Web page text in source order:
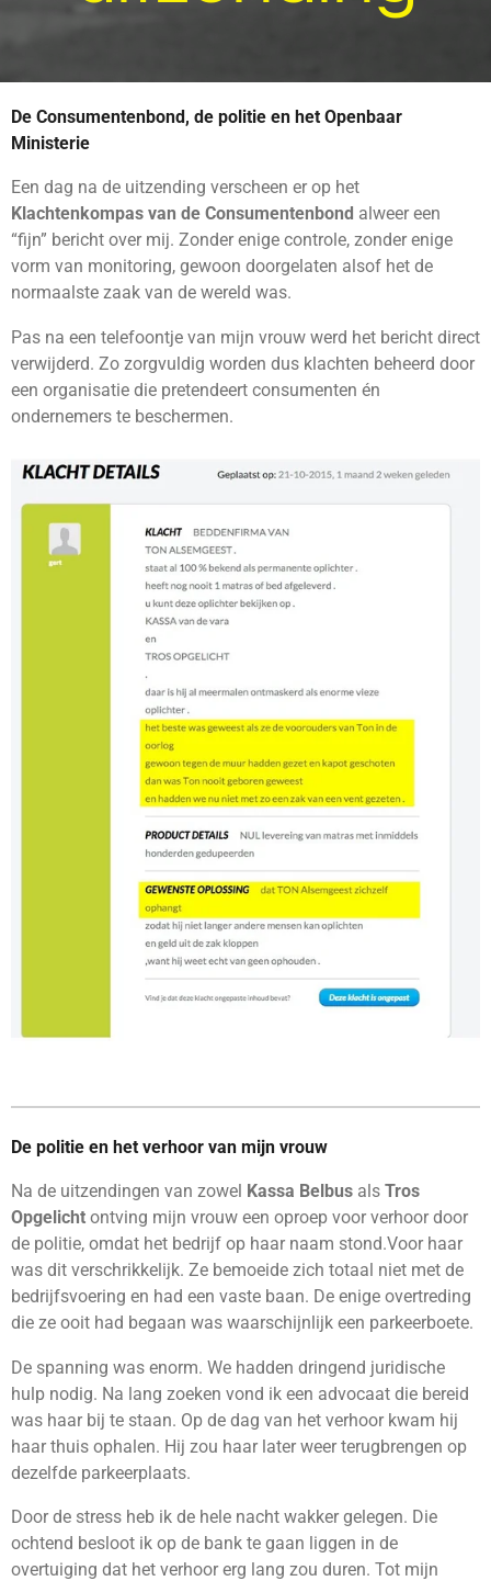
De Consumentenbond, de politie en het Openbaar
Ministerie
Een dag na de uitzending verscheen er op het
Klachtenkompas van de Consumentenbond alweer een
“fijn” bericht over mij. Zonder enige controle, zonder enige
vorm van monitoring, gewoon doorgelaten alsof het de
normaalste zaak van de wereld was.
Pas na een telefoontje van mijn vrouw werd het bericht direct
verwijderd. Zo zorgvuldig worden dus klachten beheerd door
een organisatie die pretendeert consumenten én
ondernemers te beschermen.
De politie en het verhoor van mijn vrouw
Na de uitzendingen van zowel Kassa Belbus als Tros
Opgelicht ontving mijn vrouw een oproep voor verhoor door
de politie, omdat het bedrijf op haar naam stond.Voor haar
was dit verschrikkelijk. Ze bemoeide zich totaal niet met de
bedrijfsvoering en had een vaste baan. De enige overtreding
die ze ooit had begaan was waarschijnlijk een parkeerboete.
De spanning was enorm. We hadden dringend juridische
hulp nodig. Na lang zoeken vond ik een advocaat die bereid
was haar bij te staan. Op de dag van het verhoor kwam hij
haar thuis ophalen. Hij zou haar later weer terugbrengen op
dezelfde parkeerplaats.
Door de stress heb ik de hele nacht wakker gelegen. Die
ochtend besloot ik op de bank te gaan liggen in de
overtuiging dat het verhoor erg lang zou duren. Tot mijn